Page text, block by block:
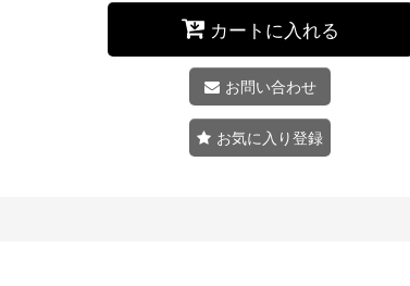
カートに入れる
お問い合わせ
お気に入り登録